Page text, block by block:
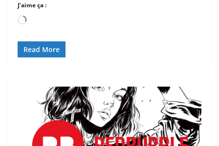
J’aime ça :
Chargement…
Read More